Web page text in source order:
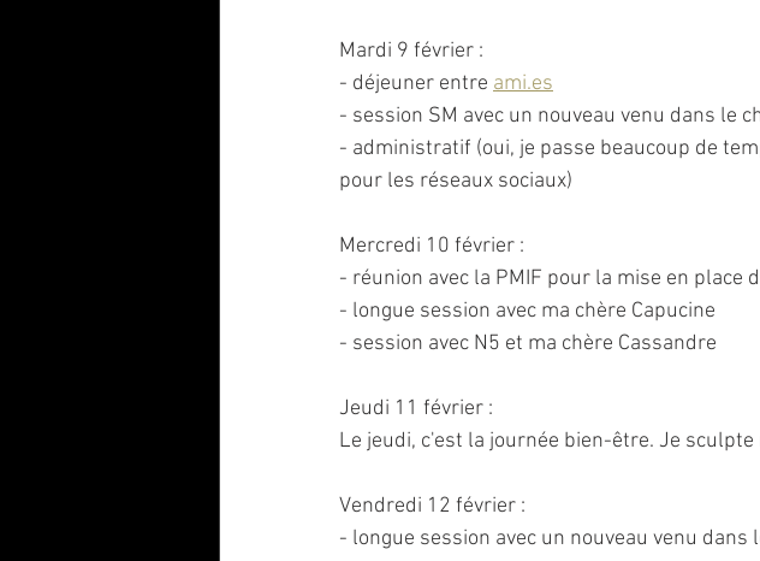
Mardi 9 février :
- déjeuner entre ami.es
- session SM avec un nouveau venu dans le
- administratif (oui, je passe beaucoup de
pour les réseaux sociaux)
Mercredi 10 février :
- réunion avec la PMIF pour la mise en place
- longue session avec ma chère Capucine
- session avec N5 et ma chère Cassandre
Jeudi 11 février :
Le jeudi, c'est la journée bien-être. Je
Vendredi 12 février :
- longue session avec un nouveau venu dans